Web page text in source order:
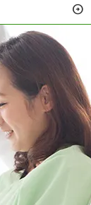
arrow_circle_right